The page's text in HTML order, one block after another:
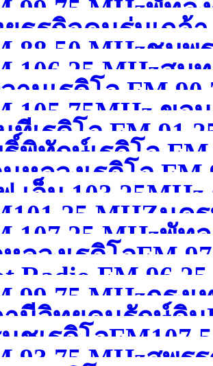
กรุงเทพมหา
99.75 MHzพัทลุง
ธุรกิจคนร่มเกล้า
รุงเทพมหานคร(
88.50 MHzชุมพ
106.25 MHzสมุ
านเรดิโอ FM
บุรี )
105.75MHz ขอ
ทีเรดิโอ FM
พิทักษ์เรดิโอ
น )
หลวงเรดิโอ
าคร )
.เอ็ม
รรค์ (จังหวัดนคร
MHZนค
107.25 MHzพัท
ลวงเรดิโอFM
นี )
Radio
าคร )
99.75 MHzกรุง
พมหานคร )
นีวิทยุคนรักษ์ดิน
หม่ )
ชเรดิโอ
93.75 MHzสุพร